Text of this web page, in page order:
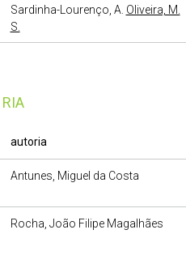
Sardinha-Lourenço, A. Oliveira, M.
S.
autoria
Antunes, Miguel da Costa
Rocha, João Filipe Magalhães